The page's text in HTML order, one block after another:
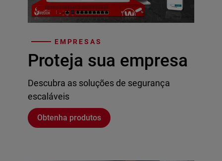
EMPRESAS
Proteja sua empresa
Descubra as soluções de segurança
escaláveis
Obtenha produtos